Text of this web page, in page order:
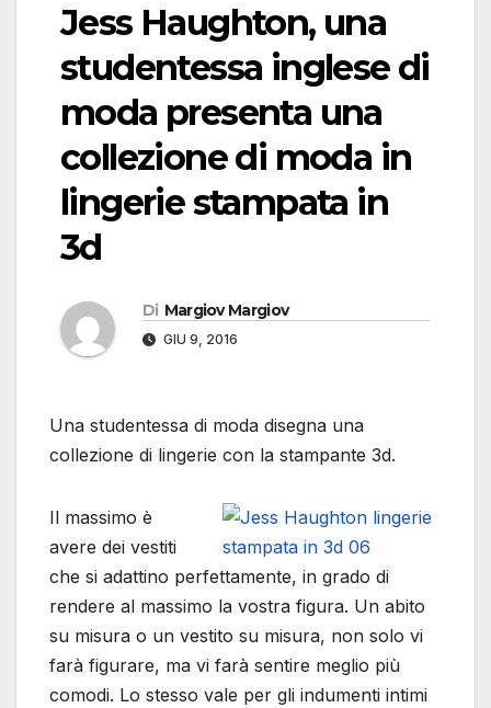
Jess Haughton, una
studentessa inglese di
moda presenta una
collezione di moda in
lingerie stampata in
3d
Di Margiov Margiov
GIU 9, 2016
Una studentessa di moda disegna una
collezione di lingerie con la stampante 3d.
Il massimo è
avere dei vestiti
che si adattino perfettamente, in grado di
rendere al massimo la vostra figura. Un abito
su misura o un vestito su misura, non solo vi
farà figurare, ma vi farà sentire meglio più
comodi. Lo stesso vale per gli indumenti intimi